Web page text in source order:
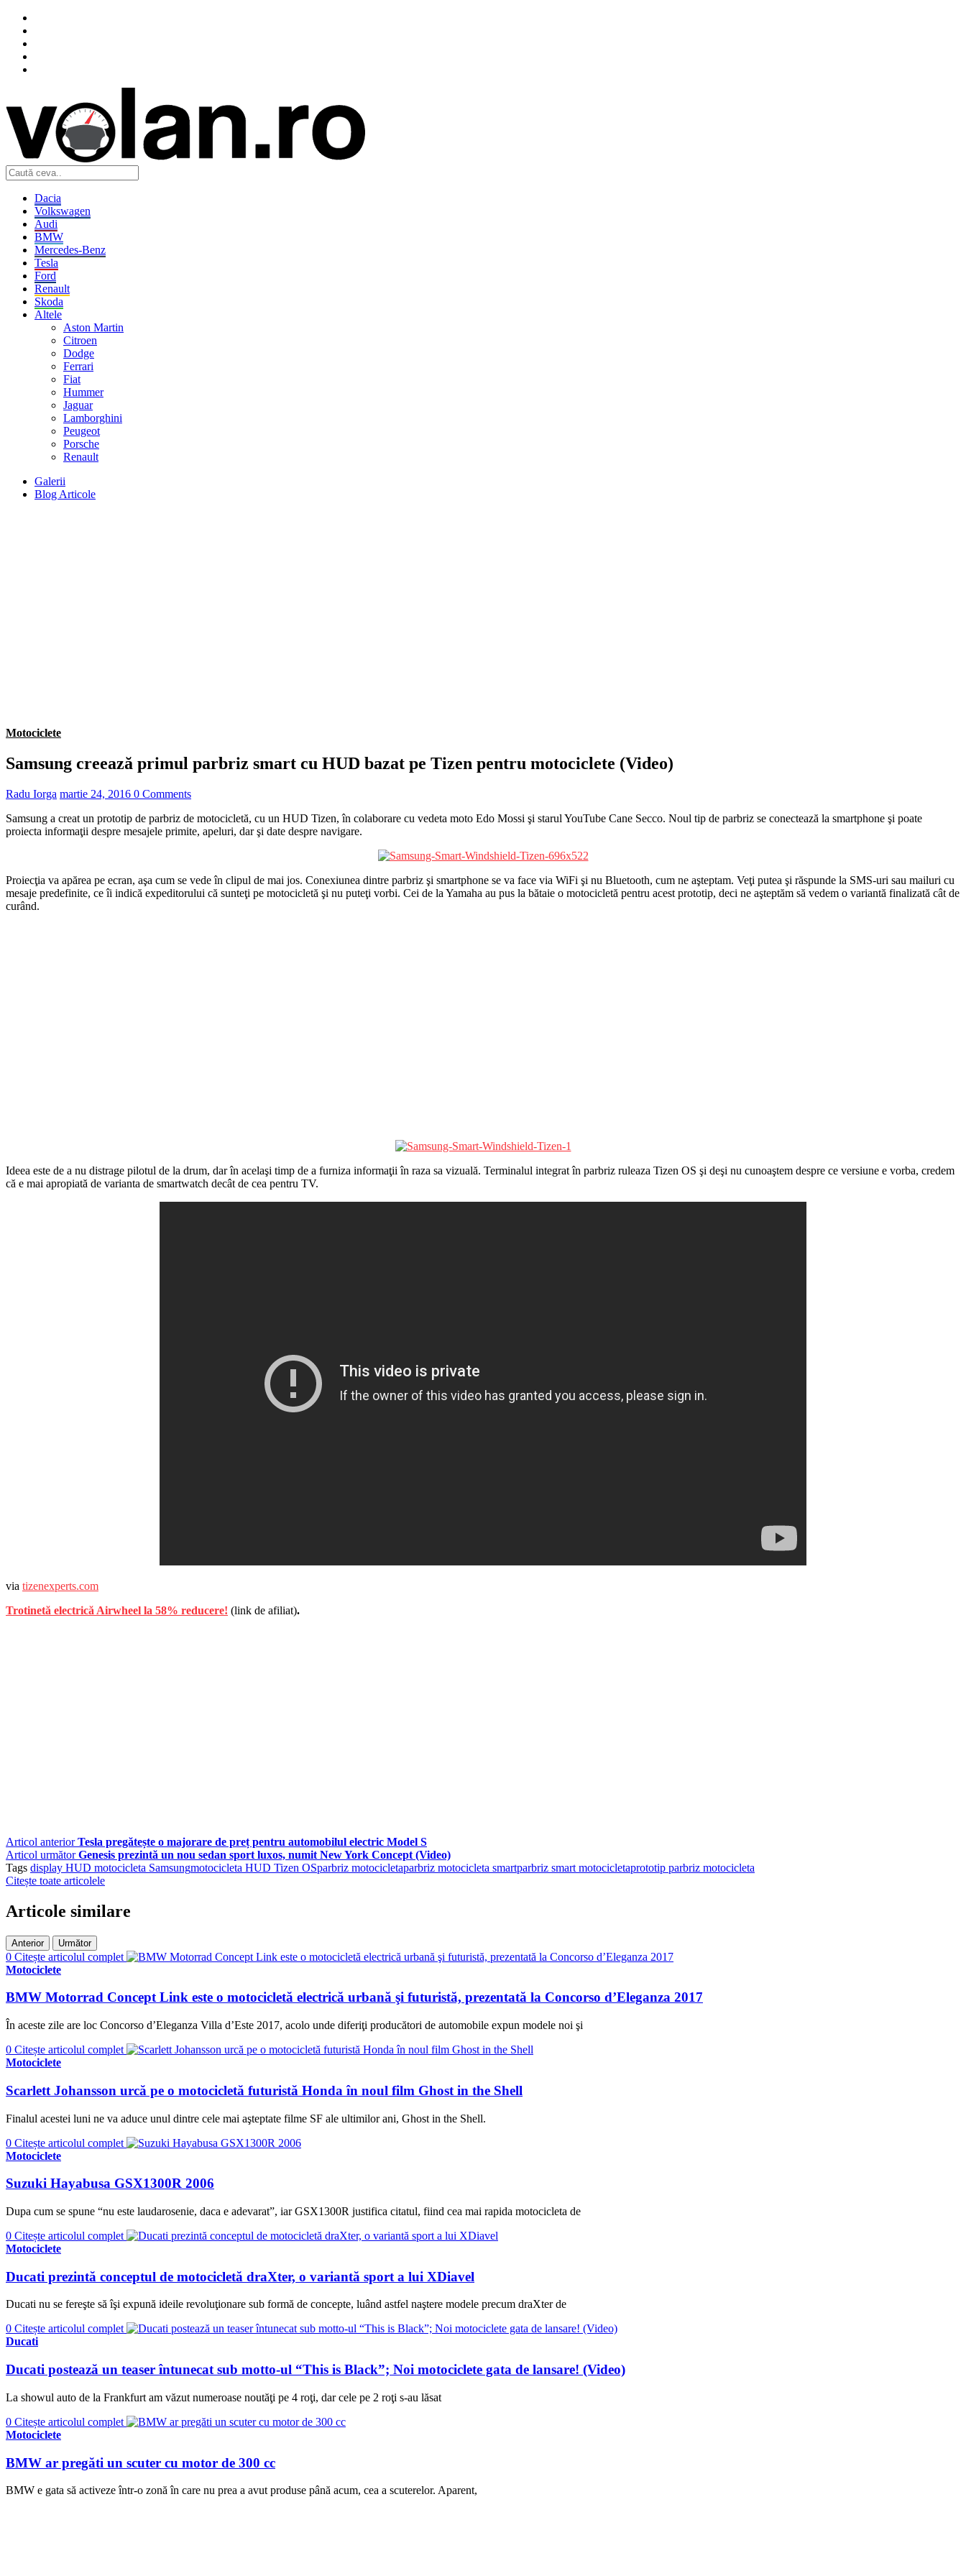
Dacia
Volkswagen
Audi
BMW
Mercedes-Benz
Tesla
Ford
Renault
Skoda
Altele
Aston Martin
Citroen
Dodge
Ferrari
Fiat
Hummer
Jaguar
Lamborghini
Peugeot
Porsche
Renault
Galerii
Blog Articole
Motociclete
Samsung creează primul parbriz smart cu HUD bazat pe Tizen pentru motociclete (Video)
Radu Iorga martie 24, 2016 0 Comments
Samsung a creat un prototip de parbriz de motocicletă, cu un HUD Tizen, în colaborare cu vedeta moto Edo Mossi şi starul YouTube Cane Secco. Noul tip de parbriz se conectează la smartphone şi poate
proiecta informaţii despre mesajele primite, apeluri, dar şi date despre navigare.
Proiecţia va apărea pe ecran, aşa cum se vede în clipul de mai jos. Conexiunea dintre parbriz şi smartphone se va face via WiFi şi nu Bluetooth, cum ne aşteptam. Veţi putea şi răspunde la SMS-uri sau mailuri cu
mesaje predefinite, ce îi indică expeditorului că sunteţi pe motocicletă şi nu puteţi vorbi. Cei de la Yamaha au pus la bătaie o motocicletă pentru acest prototip, deci ne aşteptăm să vedem o variantă finalizată cât de
curând.
Ideea este de a nu distrage pilotul de la drum, dar în acelaşi timp de a furniza informaţii în raza sa vizuală. Terminalul integrat în parbriz ruleaza Tizen OS şi deşi nu cunoaştem despre ce versiune e vorba, credem
că e mai apropiată de varianta de smartwatch decât de cea pentru TV.
via tizenexperts.com
Trotinetă electrică Airwheel la 58% reducere! (link de afiliat).
Articol anterior Tesla pregătește o majorare de preț pentru automobilul electric Model S
Articol următor Genesis prezintă un nou sedan sport luxos, numit New York Concept (Video)
Tags display HUD motocicleta Samsungmotocicleta HUD Tizen OSparbriz motocicletaparbriz motocicleta smartparbriz smart motocicletaprototip parbriz motocicleta
Citește toate articolele
Articole similare
Anterior Următor
0 Citește articolul complet
Motociclete
BMW Motorrad Concept Link este o motocicletă electrică urbană şi futuristă, prezentată la Concorso d’Eleganza 2017
În aceste zile are loc Concorso d’Eleganza Villa d’Este 2017, acolo unde diferiţi producători de automobile expun modele noi şi
0 Citește articolul complet
Motociclete
Scarlett Johansson urcă pe o motocicletă futuristă Honda în noul film Ghost in the Shell
Finalul acestei luni ne va aduce unul dintre cele mai aşteptate filme SF ale ultimilor ani, Ghost in the Shell.
0 Citește articolul complet
Motociclete
Suzuki Hayabusa GSX1300R 2006
Dupa cum se spune “nu este laudarosenie, daca e adevarat”, iar GSX1300R justifica citatul, fiind cea mai rapida motocicleta de
0 Citește articolul complet
Motociclete
Ducati prezintă conceptul de motocicletă draXter, o variantă sport a lui XDiavel
Ducati nu se fereşte să îşi expună ideile revoluţionare sub formă de concepte, luând astfel naştere modele precum draXter de
0 Citește articolul complet
Ducati
Ducati postează un teaser întunecat sub motto-ul “This is Black”; Noi motociclete gata de lansare! (Video)
La showul auto de la Frankfurt am văzut numeroase noutăţi pe 4 roţi, dar cele pe 2 roţi s-au lăsat
0 Citește articolul complet
Motociclete
BMW ar pregăti un scuter cu motor de 300 cc
BMW e gata să activeze într-o zonă în care nu prea a avut produse până acum, cea a scuterelor. Aparent,